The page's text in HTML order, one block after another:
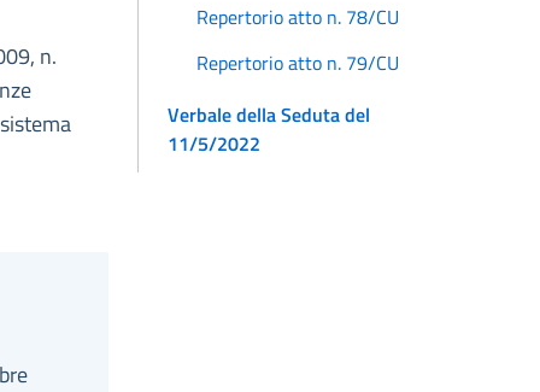
n.
Repertorio atto n. 78/CU
Repertorio atto n. 79/CU
Verbale della Seduta del
11/5/2022